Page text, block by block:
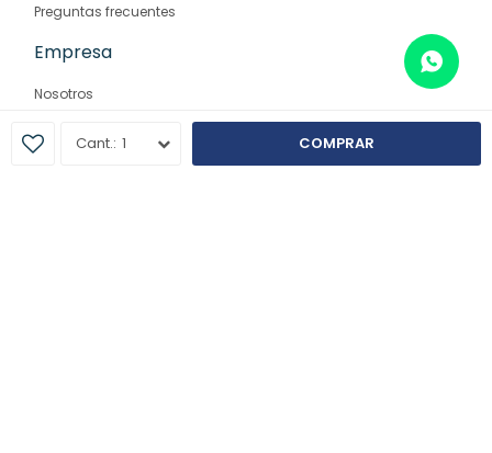
1 COMPRAR
Preguntas frecuentes
Empresa
Nosotros